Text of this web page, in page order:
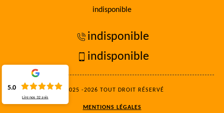
indisponible
indisponible
indisponible
©2025 -2026 TOUT DROIT RÉSERVÉ
MENTIONS LÉGALES
5.0
Lire nos32 avis